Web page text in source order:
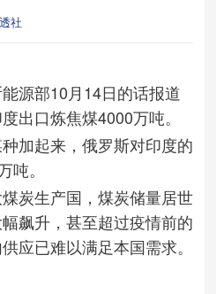
社
部10月14日的话报道
出口炼焦煤4000万吨。
起来，俄罗斯对印度的
。
生产国，煤炭储量居世
飙升，甚至超过疫情前的
应已难以满足本国需求。